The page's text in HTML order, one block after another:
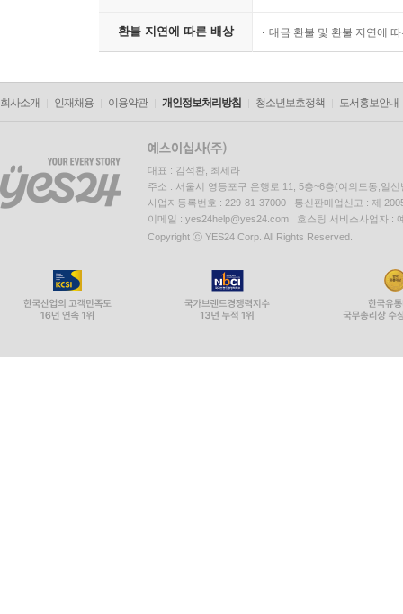
환불 지연에 따른 배상 대금 환불 및 환불 지연에
회사소개 인재채용 이용약관 개인정보처리방침 청소년보호정책 도서홍보안내
대표 : 김석환, 최세라
주소 : 서울시 영등포구 은행로 11, 5층~6층(여의도동,일신
사업자등록번호 : 229-81-37000 통신판매업신고 : 제
이메일 : yes24help@yes24.com 호스팅 서비스사업자 :
Copyright ⓒ YES24 Corp. All Rights Reserved.